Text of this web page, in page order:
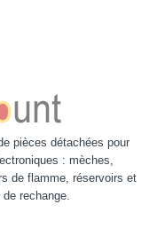
pièces détachées pour
: mèches,
de flamme, réservoirs et
rechange.